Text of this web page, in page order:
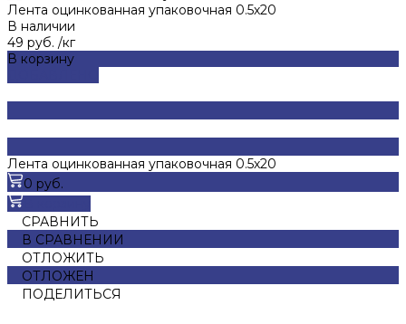
Лента оцинкованная упаковочная 0.5х20
В наличии
49 руб. /кг
В корзину
Лента оцинкованная упаковочная 0.5х20
0 руб.
СРАВНИТЬ
В СРАВНЕНИИ
ОТЛОЖИТЬ
ОТЛОЖЕН
ПОДЕЛИТЬСЯ